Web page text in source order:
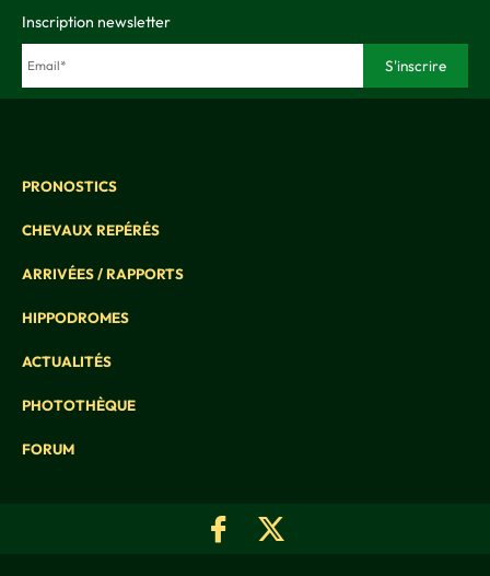
Inscription newsletter
PRONOSTICS
CHEVAUX REPÉRÉS
ARRIVÉES / RAPPORTS
HIPPODROMES
ACTUALITÉS
PHOTOTHÈQUE
FORUM